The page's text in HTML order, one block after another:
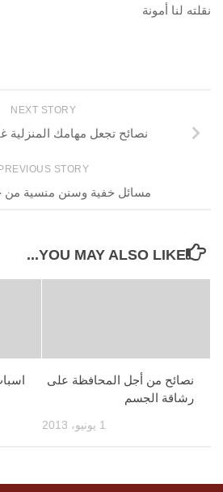
نقلته لنا أمونة
NEXT STORY
نصائح تجعل مهامك المنزلية
PREVIOUS STORY
مسائل خفية وسنن منسية من
YOU MAY ALSO LIKE...
نصائح من أجل المحافظة على
رشاقة الجسم
1 يونيو، 2013